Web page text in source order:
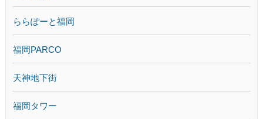
ららぽーと福岡
福岡PARCO
天神地下街
福岡タワー